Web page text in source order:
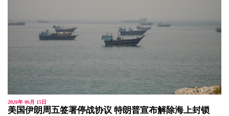
2026年 06月 15日
美国伊朗周五签署停战协议 特朗普宣布解除海上封锁